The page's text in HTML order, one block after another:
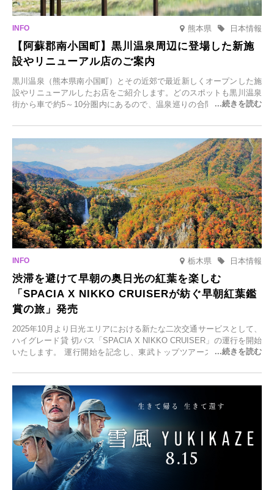
熊本県 日本情報
【阿蘇郡南小国町】黒川温泉周辺に登場した新施
設やリニューアル店のご案内
黒川温泉（熊本県南小国町）とその近郊で最近新しくオープンした施
設やリニューアルしたお店をご紹介します。どのスポットも黒川温泉
街から車で約5～10分圏内にあるので、温泉巡りの合間に気軽に立ち
元食材にこだわったレストランなど、多彩な魅力が満載です。黒川温
泉の新たな楽しみとしてチェックしてみてください。
栃木県 日本情報
渋滞を避けて早朝の奥日光の紅葉を楽しむ
「SPACIA X NIKKO CRUISERが紡ぐ早朝紅葉鑑
賞の旅」発売
2025年10月より日光エリアにおける新たな二次交通サービスとして、
ハイグレード貸 切バス「SPACIA X NIKKO CRUISER」の運行を開始
いたします。 運行開始を記念し、東武トップツアーズ株式会社では
2025年9月12日(金)より発売いたします。